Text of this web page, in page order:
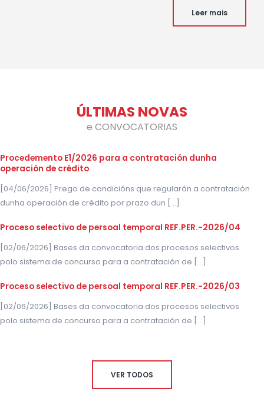
Leer mais
ÚLTIMAS NOVAS
e CONVOCATORIAS
Procedemento E1/2026 para a contratación dunha
operación de crédito
[04/06/2026] Prego de condicións que regularán a contratación
dunha operación de crédito por prazo dun [...]
Proceso selectivo de persoal temporal REF.PER.-2026/04
[02/06/2026] Bases da convocatoria dos procesos selectivos
polo sistema de concurso para a contratación de [...]
Proceso selectivo de persoal temporal REF.PER.-2026/03
[02/06/2026] Bases da convocatoria dos procesos selectivos
polo sistema de concurso para a contratación de [...]
VER TODOS